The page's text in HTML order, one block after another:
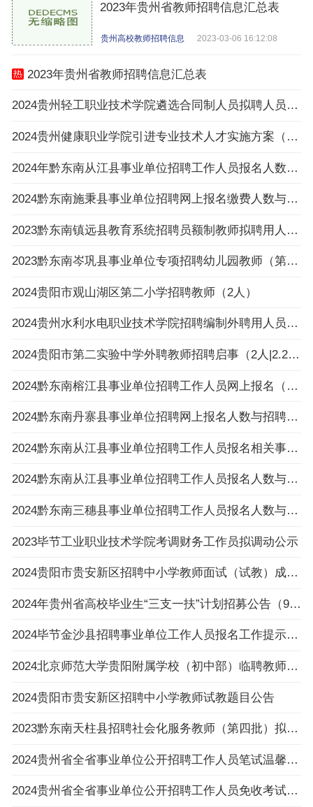
2023年贵州省教师招聘信息汇总表
贵州高校教师招聘信息 2023-03-06 16:12:08
2023年贵州省教师招聘信息汇总表
2024贵州轻工职业技术学院遴选合同制人员拟聘人员公示
2024贵州健康职业学院引进专业技术人才实施方案（16名|3.25-3.27报名）
2024年黔东南从江县事业单位招聘工作人员报名人数与招聘岗位计划人数达不到3：1比例岗位（
2024黔东南施秉县事业单位招聘网上报名缴费人数与招聘计划数不足3:1比例岗位一览表（截止
2023黔东南镇远县教育系统招聘员额制教师拟聘用人员公示（第八批）
2023黔东南岑巩县事业单位专项招聘幼儿园教师（第一批）拟聘用人员公示
2024贵阳市观山湖区第二小学招聘教师（2人）
2024贵州水利水电职业技术学院招聘编制外聘用人员面试名单公告
2024贵阳市第二实验中学外聘教师招聘启事（2人|2.26-3.4报名）
2024黔东南榕江县事业单位招聘工作人员网上报名（以缴费为准）不足3:1比例岗位一览表（截止
2024黔东南丹寨县事业单位招聘网上报名人数与招聘岗位计划人数达不到3:1比例岗位公示
2024黔东南从江县事业单位招聘工作人员报名相关事项温馨提示
2024黔东南从江县事业单位招聘工作人员报名人数与招聘岗位计划人数达不到3：1比例岗位（以
2024黔东南三穗县事业单位招聘工作人员报名人数与招聘岗位计划人数达不到3:1比例的岗位公布
2023毕节工业职业技术学院考调财务工作员拟调动公示
2024贵阳市贵安新区招聘中小学教师面试（试教）成绩、总成绩及进入体检人员名单及体检相关
2024年贵州省高校毕业生“三支一扶”计划招募公告（992人|3.6-3.8报名|3.30笔试）
2024毕节金沙县招聘事业单位工作人员报名工作提示的公告
2024北京师范大学贵阳附属学校（初中部）临聘教师招聘公告（4人|2.23-2.29报名）
2024贵阳市贵安新区招聘中小学教师试教题目公告
2023黔东南天柱县招聘社会化服务教师（第四批）拟录用人员名单公示
2024贵州省全省事业单位公开招聘工作人员笔试温馨提示
2024贵州省全省事业单位公开招聘工作人员免收考试费申请提交流程